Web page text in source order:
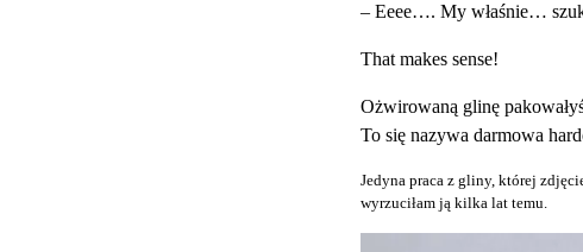
– Eeee…. My właśnie…
That makes sense!
Ożwirowaną glinę
To się nazywa darmowa
Jedyna praca z gliny, której
wyrzuciłam ją kilka lat temu.